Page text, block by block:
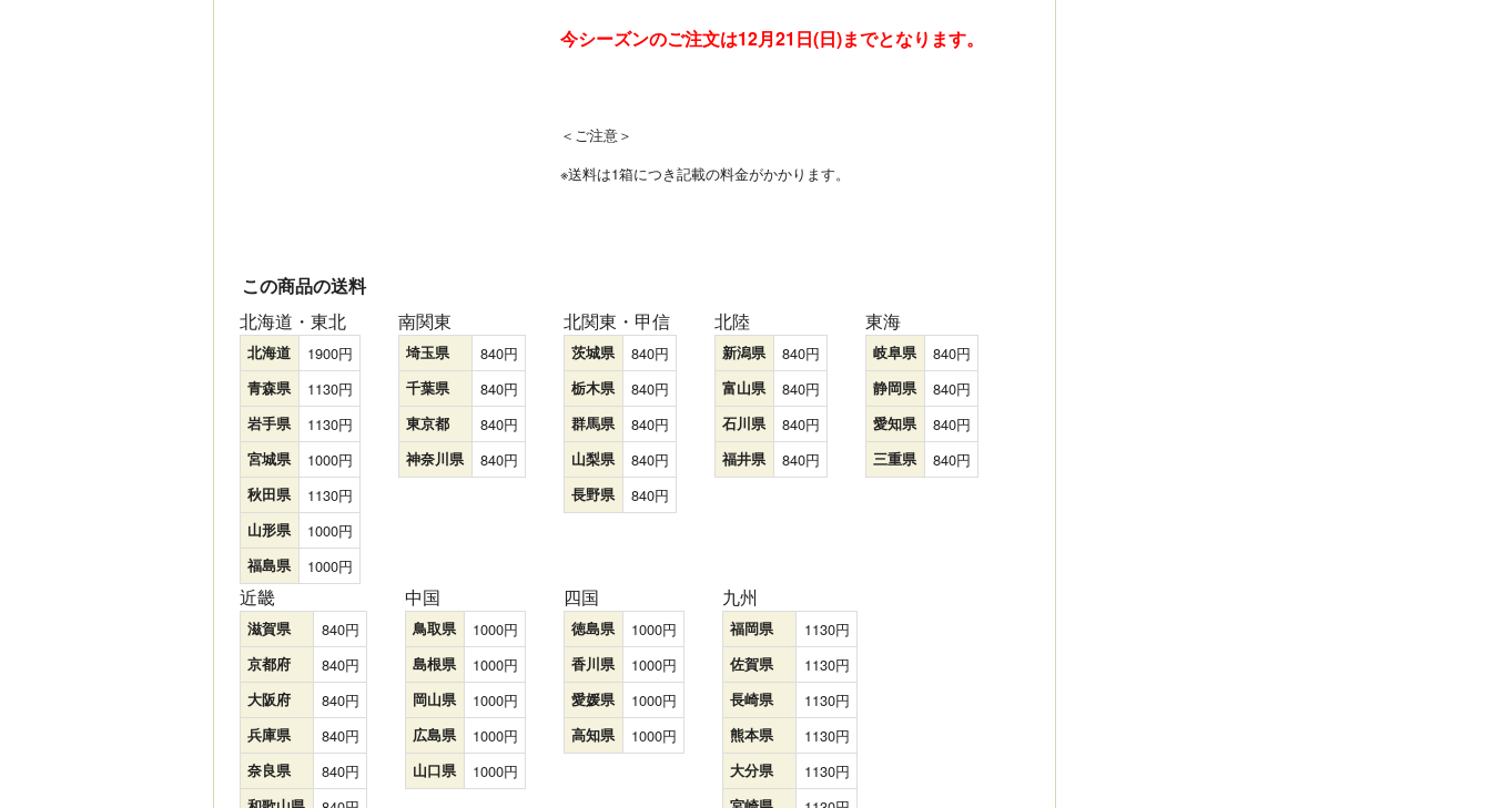
今シーズンのご注文は12月21日(日)までとなります。
＜ご注意＞
※送料は1箱につき記載の料金がかかります。
この商品の送料
北海道・東北
北海道 1900
青森県 1130
岩手県 1130
宮城県 1000
秋田県 1130
山形県 1000
福島県 1000
南関東
埼玉県 840
千葉県 840
東京都 840
神奈川県 840
北関東・甲信
茨城県 840
栃木県 840
群馬県 840
山梨県 840
長野県 840
北陸
新潟県 840
富山県 840
石川県 840
福井県 840
東海
岐阜県 840
静岡県 840
愛知県 840
三重県 840
近畿
滋賀県 840
京都府 840
大阪府 840
兵庫県 840
奈良県 840
中国
鳥取県 1000
島根県 1000
岡山県 1000
広島県 1000
山口県 1000
四国
徳島県 1000
香川県 1000
愛媛県 1000
高知県 1000
九州
福岡県 1130
佐賀県 1130
長崎県 1130
熊本県 1130
大分県 1130